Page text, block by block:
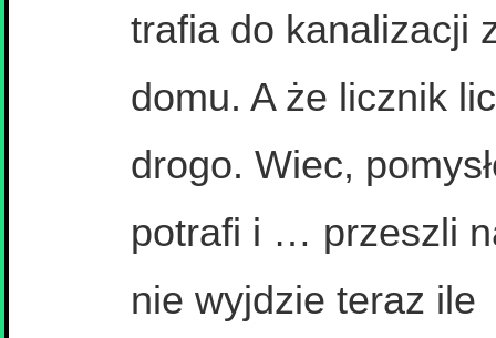
trafia do kanalizacji
domu. A że licznik
drogo. Wiec,
potrafi i … przeszli
nie wyjdzie teraz ile